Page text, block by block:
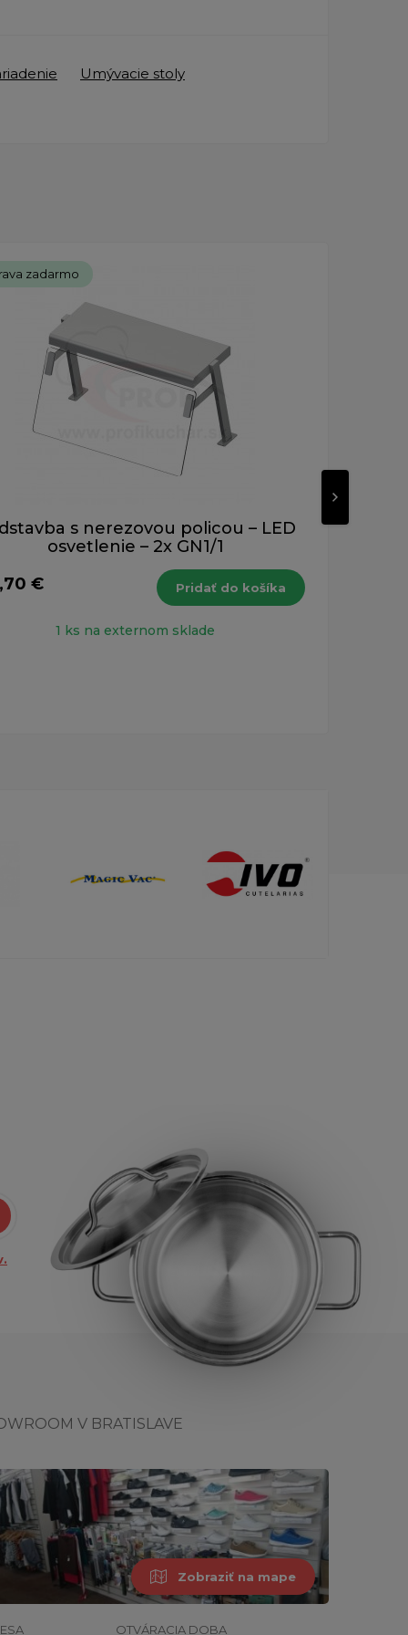
Umývacie stoly
zadarmo
s nerezovou policou – LED
osvetlenie – 2x GN1/1
€
Pridať do košíka
1 ks na externom sklade
V BRATISLAVE
Zobraziť na mape
OTVÁRACIA DOBA